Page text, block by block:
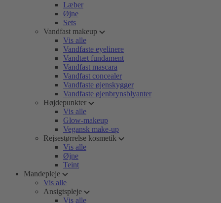
Læber
Øjne
Sets
Vandfast makeup
Vis alle
Vandfaste eyelinere
Vandtæt fundament
Vandfast mascara
Vandfast concealer
Vandfaste øjenskygger
Vandfaste øjenbrynsblyanter
Højdepunkter
Vis alle
Glow-makeup
Vegansk make-up
Rejsestørrelse kosmetik
Vis alle
Øjne
Teint
Mandepleje
Vis alle
Ansigtspleje
Vis alle